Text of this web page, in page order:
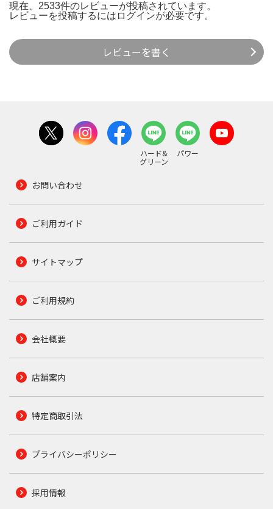
現在、2533件のレビューが投稿されています。
レビューを投稿するには ログインが必要です。
レビューを書く
ハード&
グリーン
パワー
お問い合わせ
ご利用ガイド
サイトマップ
ご利用規約
会社概要
店舗案内
特定商取引法
プライバシーポリシー
採用情報